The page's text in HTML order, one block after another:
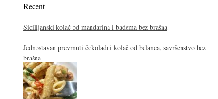
Recent
Sicilijanski kolač od mandarina i badema bez brašna
Jednostavan prevrnuti čokoladni kolač od belanca, savršenstvo bez
brašna